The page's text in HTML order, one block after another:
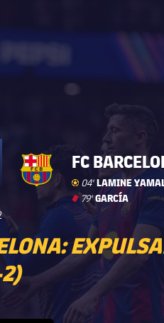
Champions League
Champions League
FC
Golgoal
04'LAMINE
Tarjeta roja
card
79'GARCÍA